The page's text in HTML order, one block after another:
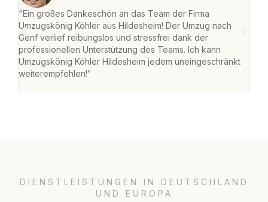
"Ein großes Dankeschön an das Team der Firma
Umzugskönig Köhler aus Hildesheim! Der Umzug nach
Genf verlief reibungslos und stressfrei dank der
professionellen Unterstützung des Teams. Ich kann
Umzugskönig Köhler Hildesheim jedem uneingeschränkt
weiterempfehlen!"
DIENSTLEISTUNGEN IN DEUTSCHLAND
UND EUROPA